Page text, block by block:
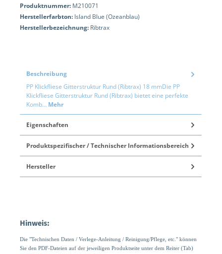
Produktnummer: M210071
Herstellerfarbton: Island Blue (Ozeanblau)
Herstellerbezeichnung: Ribtrax
Beschreibung
PP Klickfliese Gitterstruktur Rund (Ribtrax) 18 mmDie PP
Klickfliese Gitterstruktur Rund (Ribtrax) bietet eine perfekte
Komb… Mehr
Eigenschaften
Produktspezifischer / Technischer Informationsbereich
Hersteller
Hinweis:
Die "Technischen Daten / Verlege-Anleitung / Reinigung/Pflege, etc." können
Sie den PDF-Dateien auf der jeweiligen Produktseite unter dem Reiter (Tab)